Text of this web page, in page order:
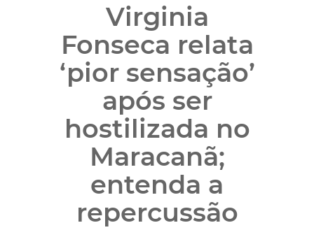
Virginia
Fonseca relata
‘pior sensação’
após ser
hostilizada no
Maracanã;
entenda a
repercussão